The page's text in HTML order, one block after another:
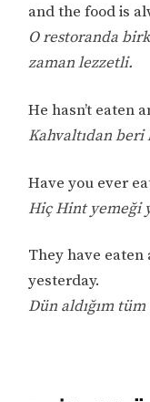
and the food is
O restoranda
zaman lezzetli.
He hasn’t eaten
Kahvaltıdan
Have you ever
Hiç Hint yemeği
They have
yesterday.
Dün aldığım